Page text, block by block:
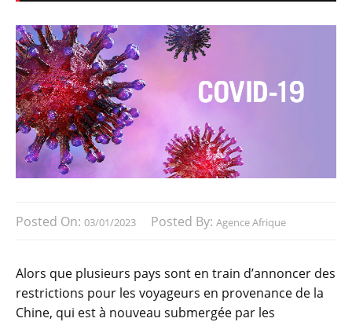
Posted On: 03/01/2023 Posted By: Agence Afrique
Alors que plusieurs pays sont en train d’annoncer des
restrictions pour les voyageurs en provenance de la
Chine, qui est à nouveau submergée par les